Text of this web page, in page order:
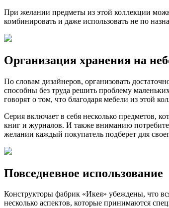
При желании предметы из этой коллекции
комбинировать и даже использовать не по
Организация хранения на
По словам дизайнеров, организовать
способны без труда решить проблему
говорят о том, что благодаря мебели из этой
Серия включает в себя несколько предметов,
книг и журналов. И также вниманию
желании каждый покупатель подберет для
Повседневное использование
Конструкторы фабрик «Икея» убеждены, что
несколько аспектов, которые принимаются